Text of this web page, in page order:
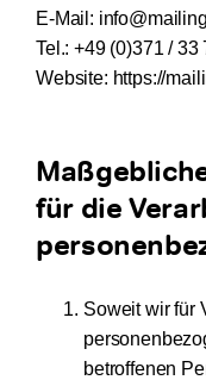
E-Mail:
Tel.: +49 (0)371 / 33
Website: https://
für die
Soweit wir für
betroffenen